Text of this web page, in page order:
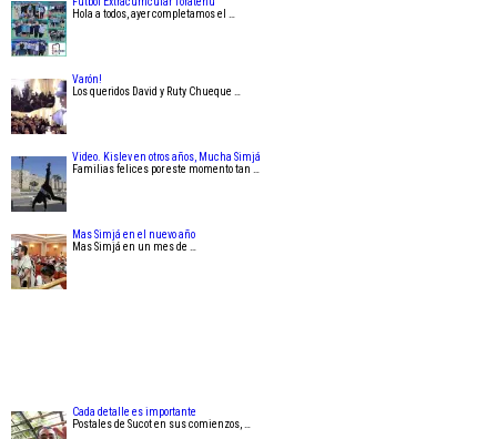
Hola a todos, ayer completamos el …
Varón!
Los queridos David y Ruty Chueque …
Video. Kislev en otros años, Mucha Simjá
Familias felices por este momento tan …
Mas Simjá en el nuevo año
Mas Simjá en un mes de …
Cada detalle es importante
Postales de Sucot en sus comienzos, …